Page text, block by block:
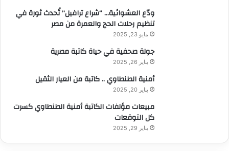
ودّع العشوائية… “شراع ترافيل” تُحدث ثورة في
تنظيم رحلات الحج والعمرة من مصر
مايو 23, 2025
جولة صحفية في حياة كاتبة مصرية
يناير 26, 2025
أمنية الطنطاوي .. كاتبة من العيار الثقيل
يناير 20, 2025
مبيعات مؤلفات الكاتبة أمنية الطنطاوي كسرت
كل التوقعات
يناير 29, 2025